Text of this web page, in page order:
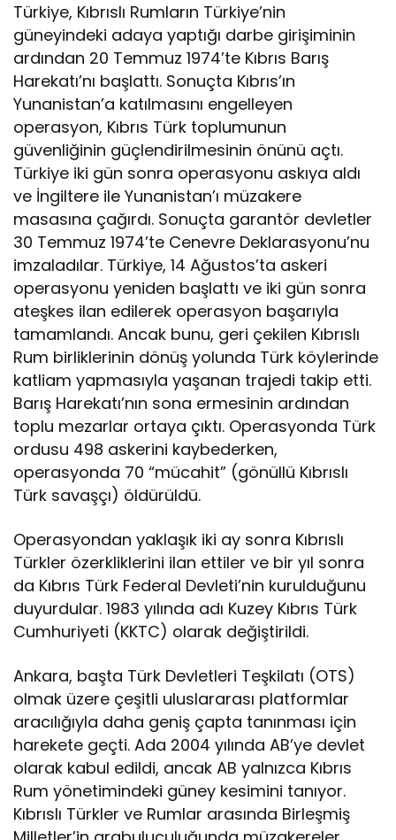
Türkiye, Kıbrıslı Rumların Türkiye’nin
güneyindeki adaya yaptığı darbe girişiminin
ardından 20 Temmuz 1974’te Kıbrıs Barış
Harekatı’nı başlattı. Sonuçta Kıbrıs’ın
Yunanistan’a katılmasını engelleyen
operasyon, Kıbrıs Türk toplumunun
güvenliğinin güçlendirilmesinin önünü açtı.
Türkiye iki gün sonra operasyonu askıya aldı
ve İngiltere ile Yunanistan’ı müzakere
masasına çağırdı. Sonuçta garantör devletler
30 Temmuz 1974’te Cenevre Deklarasyonu’nu
imzaladılar. Türkiye, 14 Ağustos’ta askeri
operasyonu yeniden başlattı ve iki gün sonra
ateşkes ilan edilerek operasyon başarıyla
tamamlandı. Ancak bunu, geri çekilen Kıbrıslı
Rum birliklerinin dönüş yolunda Türk köylerinde
katliam yapmasıyla yaşanan trajedi takip etti.
Barış Harekatı’nın sona ermesinin ardından
toplu mezarlar ortaya çıktı. Operasyonda Türk
ordusu 498 askerini kaybederken,
operasyonda 70 “mücahit” (gönüllü Kıbrıslı
Türk savaşçı) öldürüldü.
Operasyondan yaklaşık iki ay sonra Kıbrıslı
Türkler özerkliklerini ilan ettiler ve bir yıl sonra
da Kıbrıs Türk Federal Devleti’nin kurulduğunu
duyurdular. 1983 yılında adı Kuzey Kıbrıs Türk
Cumhuriyeti (KKTC) olarak değiştirildi.
Ankara, başta Türk Devletleri Teşkilatı (OTS)
olmak üzere çeşitli uluslararası platformlar
aracılığıyla daha geniş çapta tanınması için
harekete geçti. Ada 2004 yılında AB’ye devlet
olarak kabul edildi, ancak AB yalnızca Kıbrıs
Rum yönetimindeki güney kesimini tanıyor.
Kıbrıslı Türkler ve Rumlar arasında Birleşmiş